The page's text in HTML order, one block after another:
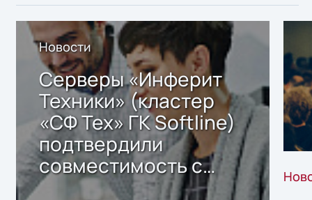
Новости
Серверы «Инферит
Техники» (кластер
«СФ Тех» ГК Softline)
подтвердили
совместимость с
решением Sharx